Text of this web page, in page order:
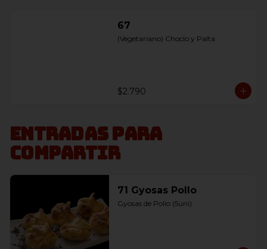
67
(Vegetariano) Choclo y Palta
$2.790
Entradas para
compartir
71 Gyosas Pollo
Gyosas de Pollo (5uni)